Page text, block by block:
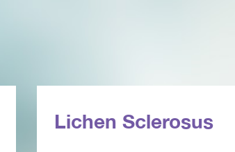
Lichen Sclerosus